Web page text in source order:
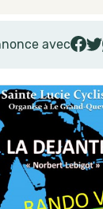
avec